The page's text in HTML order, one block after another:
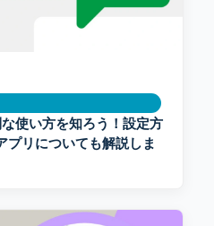
使い方を知ろう！設定方
プリについても解説しま